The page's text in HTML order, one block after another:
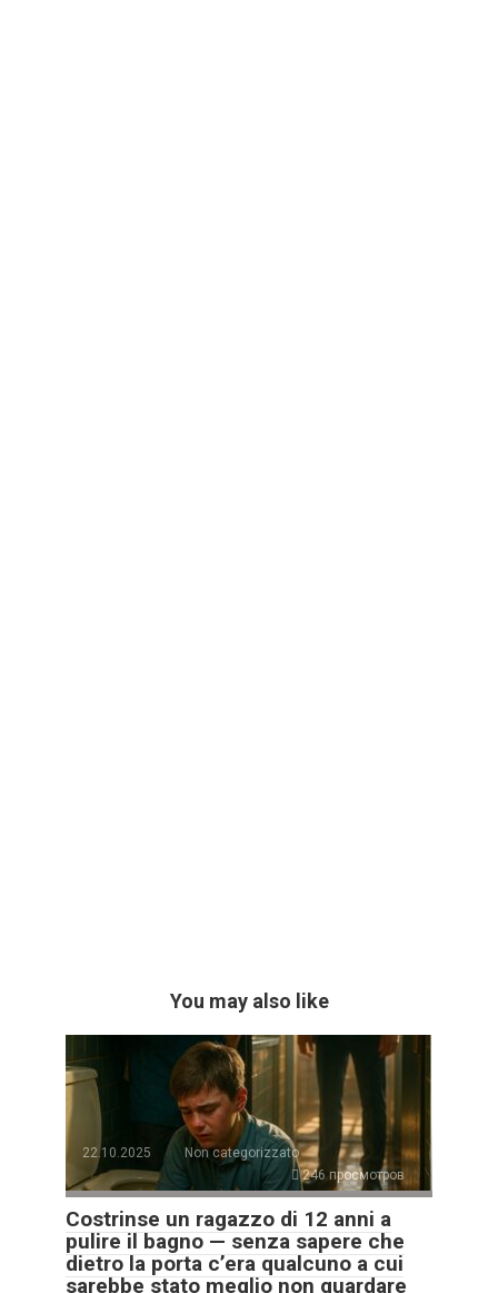
You may also like
22.10.2025
Non categorizzato
246 просмотров
Costrinse un ragazzo di 12 anni a
pulire il bagno — senza sapere che
dietro la porta c’era qualcuno a cui
sarebbe stato meglio non guardare